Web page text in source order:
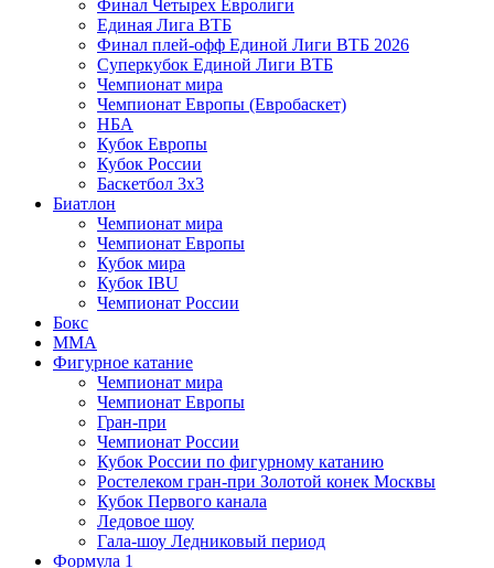
Финал Четырех Евролиги
Единая Лига ВТБ
Финал плей-офф Единой Лиги ВТБ 2026
Суперкубок Единой Лиги ВТБ
Чемпионат мира
Чемпионат Европы (Евробаскет)
НБА
Кубок Европы
Кубок России
Баскетбол 3х3
Биатлон
Чемпионат мира
Чемпионат Европы
Кубок мира
Кубок IBU
Чемпионат России
Бокс
MMA
Фигурное катание
Чемпионат мира
Чемпионат Европы
Гран-при
Чемпионат России
Кубок России по фигурному катанию
Ростелеком гран-при Золотой конек Москвы
Кубок Первого канала
Ледовое шоу
Гала-шоу Ледниковый период
Формула 1